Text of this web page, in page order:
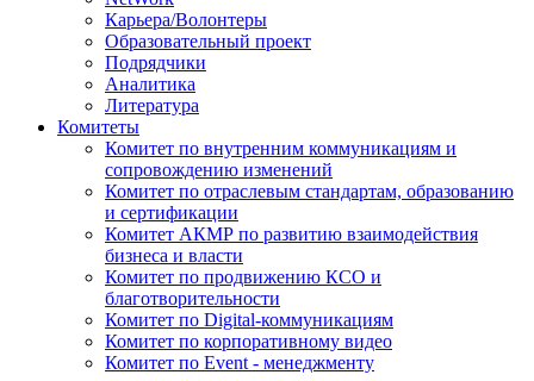
Карьера/Волонтеры
Образовательный проект
Подрядчики
Аналитика
Литература
Комитеты
Комитет по внутренним коммуникациям и
сопровождению изменений
Комитет по отраслевым стандартам, образованию
и сертификации
Комитет АКМР по развитию взаимодействия
бизнеса и власти
Комитет по продвижению КСО и
благотворительности
Комитет по Digital-коммуникациям
Комитет по корпоративному видео
Комитет по Event - менеджменту